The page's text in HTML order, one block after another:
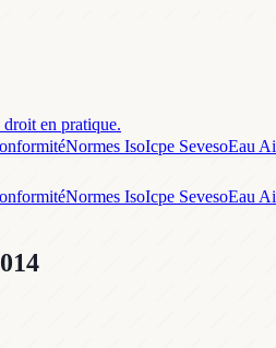
en pratique.
Normes IsoIcpe SevesoEau
Normes IsoIcpe SevesoEau